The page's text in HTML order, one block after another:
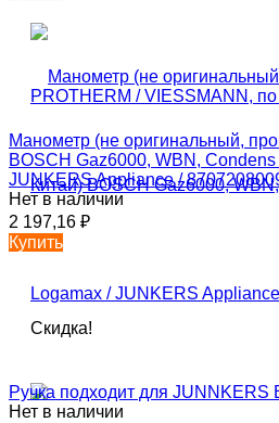
Манометр (не оригинальный,
BOSCH Gaz6000, WBN,
JUNKERS Appliance /
Нет в наличии
2 197,16 ₽
Купить
Скидка!
Ручка подходит для JUNNKERS
Нет в наличии